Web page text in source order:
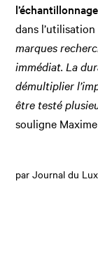
l’échantillonnage
dans
marques
immédiat. La
démultiplier
être testé
souligne
par Journal du